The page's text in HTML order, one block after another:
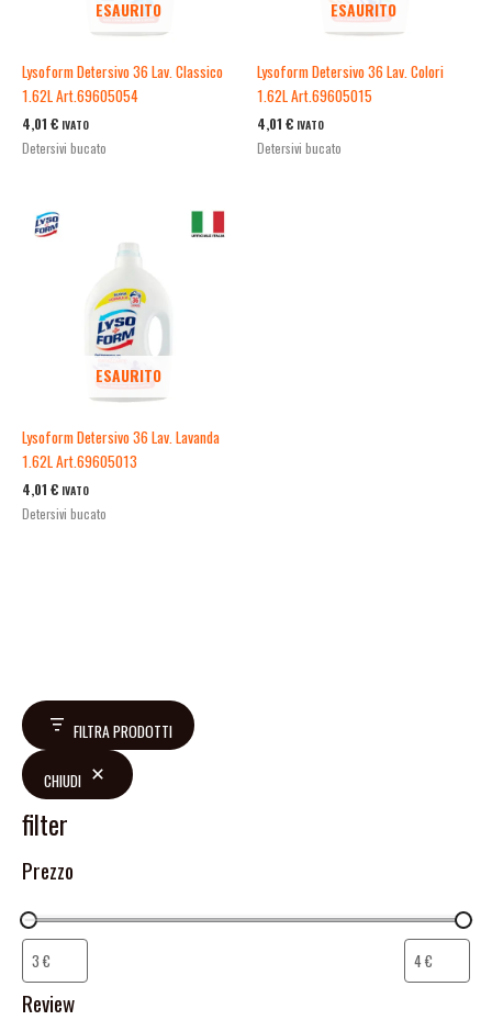
FILTRA PRODOTTI
CHIUDI
filter
Prezzo
Review
ESAURITO
Lysoform Detersivo 36 Lav. Classico
1.62L Art.69605054
4,01 € IVATO
Detersivi bucato
ESAURITO
Lysoform Detersivo 36 Lav. Colori
1.62L Art.69605015
4,01 € IVATO
Detersivi bucato
ESAURITO
Lysoform Detersivo 36 Lav. Lavanda
1.62L Art.69605013
4,01 € IVATO
Detersivi bucato